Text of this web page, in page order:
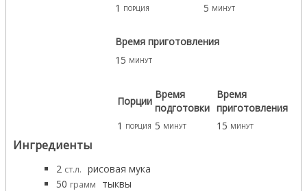
1 порция 5 минут
Время приготовления
15 минут
Порции
Время
подготовки
1 порция 5 минут
Время
приготовления
15 минут
Ингредиенты
2 ст.л. рисовая мука
50 грамм
тыквы